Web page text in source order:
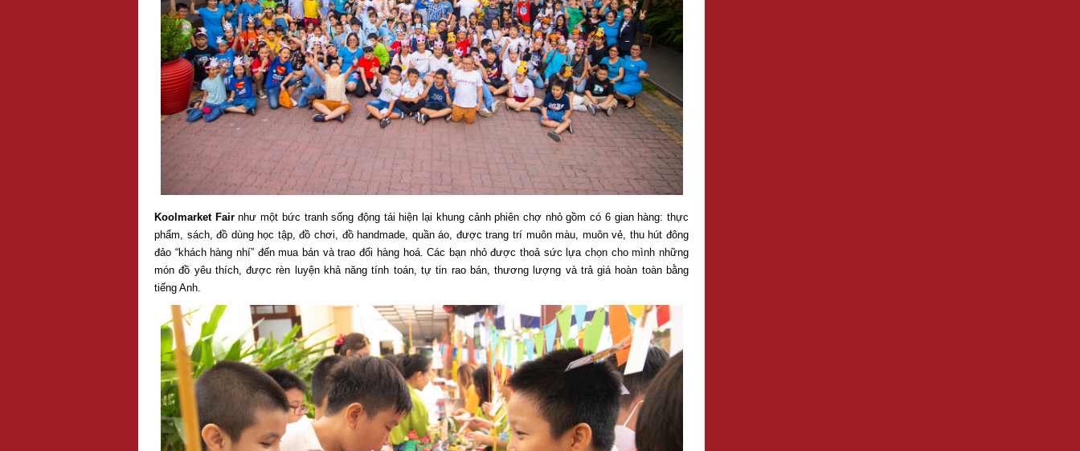
Koolmarket Fairnhư một bức tranh sống động tái hiện lại khung cảnh phiên chợ nhỏ gồm có 6 gian hàng: thực
phẩm, sách, đồ dùng học tập, đồ chơi, đồ handmade, quần áo, được trang trí muôn màu, muôn vẻ, thu hút đông
đảo “khách hàng nhí” đến mua bán và trao đổi hàng hoá. Các bạn nhỏ được thoả sức lựa chọn cho mình những
món đồ yêu thích, được rèn luyện khả năng tính toán, tự tin rao bán, thương lượng và trả giá hoàn toàn bằng
tiếng Anh.